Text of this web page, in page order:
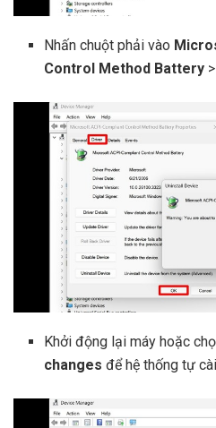
Nhấn chuột phải vào
Control Method Battery
Khởi động lại máy hoặc
changes để hệ thống tự